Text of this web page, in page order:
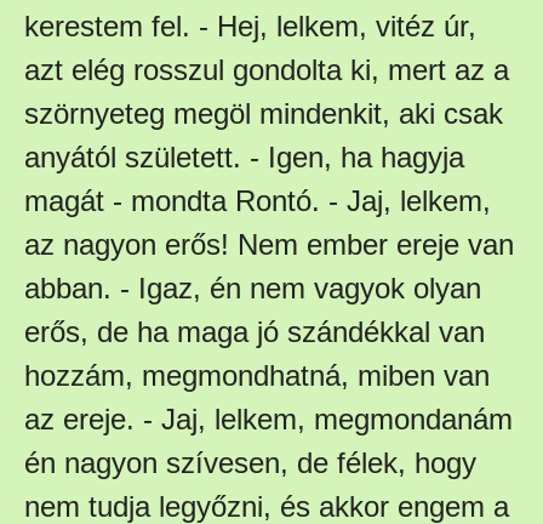
kerestem fel. - Hej, lelkem, vitéz úr,
azt elég rosszul gondolta ki, mert az a
szörnyeteg megöl mindenkit, aki csak
anyától született. - Igen, ha hagyja
magát - mondta Rontó. - Jaj, lelkem,
az nagyon erős! Nem ember ereje van
abban. - Igaz, én nem vagyok olyan
erős, de ha maga jó szándékkal van
hozzám, megmondhatná, miben van
az ereje. - Jaj, lelkem, megmondanám
én nagyon szívesen, de félek, hogy
nem tudja legyőzni, és akkor engem a